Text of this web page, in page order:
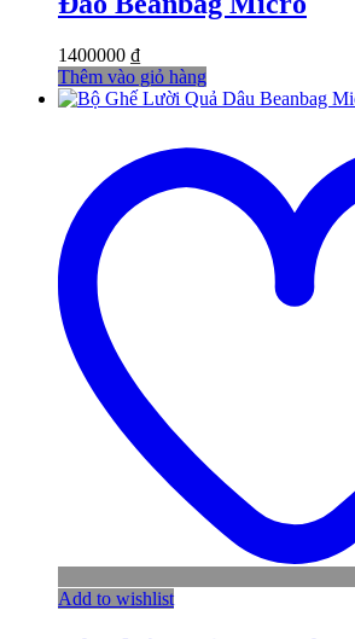
1400000 ₫
Thêm vào giỏ hàng
Add to wishlist